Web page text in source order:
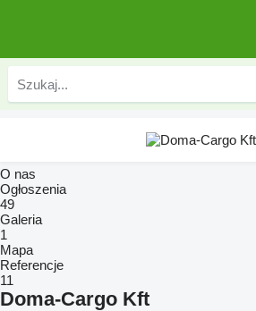
O nas
Ogłoszenia
49
Galeria
1
Mapa
Referencje
11
Doma-Cargo Kft